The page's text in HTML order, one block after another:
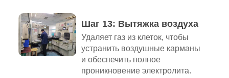
Шаг 13: Вытяжка воздуха
Удаляет газ из клеток, чтобы
устранить воздушные карманы
и обеспечить полное
проникновение электролита.